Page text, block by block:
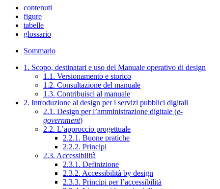
contenuti
figure
tabelle
glossario
Sommario
1. Scopo, destinatari e uso del Manuale operativo di design
1.1. Versionamento e storico
1.2. Consultazione del manuale
1.3. Contribuisci al manuale
2. Introduzione al design per i servizi pubblici digitali
2.1. Design per l’amministrazione digitale (e-
government)
2.2. L’approccio progettuale
2.2.1. Buone pratiche
2.2.2. Principi
2.3. Accessibilità
2.3.1. Definizione
2.3.2. Accessibilità by design
2.3.3. Principi per l’accessibilità